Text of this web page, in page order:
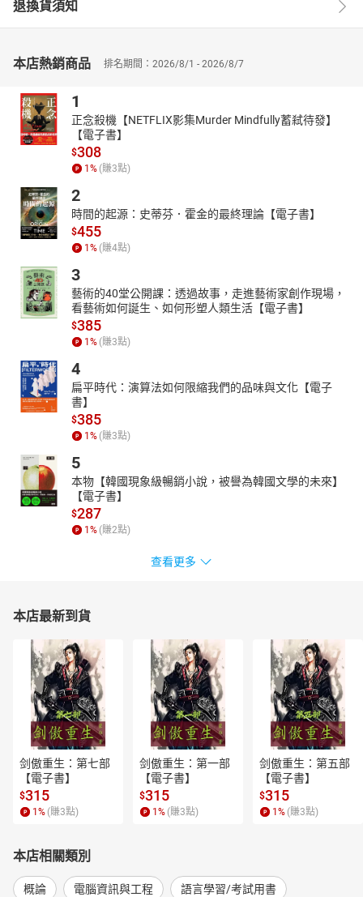
低緊張的心情。
◎完整收錄107~114年歷屆試題，逐題詳盡解析
本書為一本專為「初級電動車機電整合工程師能力鑑定」考試設計
的全方位應考指南。內容緊扣最新命題趨勢，透過系統性的章節安
排，協助考生建立完整且扎實的電動車知識體系。
全書共分為五大核心章節：
第一章 電動車產業趨勢：深入剖析全球與台灣電動車的發展歷程、
各國現況、產業鏈結構及未來智慧化趨勢。
第二章 各系統基礎原理：詳解電動車的系統架構、充電、電能與動
力等核心系統的基礎原理及操作安全。
第三章 常見術語與定義：彙整產業趨勢與各系統相關的專用術語，
第四章 重點複習題庫：針對前述章節內容提供重點複習題庫，強化
學習記憶與應試能力。
第五章 歷屆考題及解析：收錄並詳細解析自107年至114年的歷屆考
題，讓考生熟悉真實考題形式與解題技巧。
化了台灣本土供應鏈（如鴻海MIH、台達電）的相關考題分析，並
對國際標準（如CCS2、ISO 6469）與法規有深入的探討。書中亦提
供詳細的考題趨勢預測與應試策略，指引考生掌握包含電池技術、
馬達原理、充電規範與圖表判讀等高頻出題熱區。
無論您是初次接觸電動車領域的學生，或是期望取得專業認證的在
職人士，本書都能提供最精準、有效的學習路徑，是您準備電動車
能力鑑定的最佳夥伴。
退換貨須知
本店熱銷商品 排名期間：2026/8/1 - 2026/8/7
1
正念殺機【NETFLIX影集Murder Mindfully蓄弒待發】
【電子書】
$308
1 % (賺3點)
2
時間的起源：史蒂芬．霍金的最終理論【電子書】
$455
1 % (賺4點)
3
藝術的40堂公開課：透過故事，走進藝術家創作現場，
看藝術如何誕生、如何形塑人類生活【電子書】
$385
1 % (賺3點)
4
扁平時代：演算法如何限縮我們的品味與文化【電子
書】
$385
1 % (賺3點)
5
本物【韓國現象級暢銷小說，被譽為韓國文學的未來】
【電子書】
$287
1 % (賺2點)
查看更多
本店最新到貨
剑傲重生：第七部
【電子書】
$315
1 % (賺3點)
剑傲重生：第一部
【電子書】
$315
1 % (賺3點)
剑傲重生：第五部
【電子書】
$315
1 % (賺3點)
本店相關類別
概論 電腦資訊與工程 語言學習/考試用書